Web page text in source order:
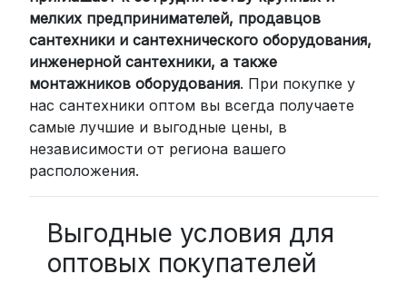
проверенными транспортными
компаниями:
СДЭК: Выбирайте доставку до
пункта выдачи (от 2 дней) или
курьером до двери (от 3 дней).
Стоимость начинается от300
рублей
пунктов выдачи или курьером.
Сроки — от 2 дней, стоимость — от
350 рублей
мелких предпринимателей, продавцов
сантехники и сантехнического оборудования,
инженерной сантехники, а также
монтажников оборудования. При покупке у
нас сантехники оптом вы всегда получаете
самые лучшие и выгодные цены, в
независимости от региона вашего
расположения.
Выгодные условия для
оптовых покупателей